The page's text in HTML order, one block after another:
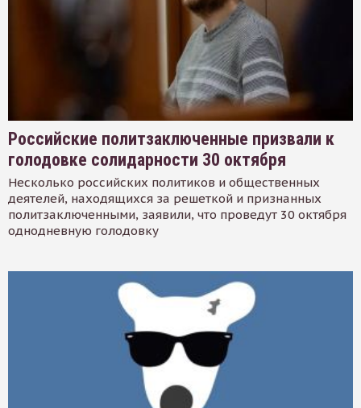
Российские политзаключенные призвали к
голодовке солидарности 30 октября
Несколько российских политиков и общественных
деятелей, находящихся за решеткой и признанных
политзаключенными, заявили, что проведут 30 октября
однодневную голодовку